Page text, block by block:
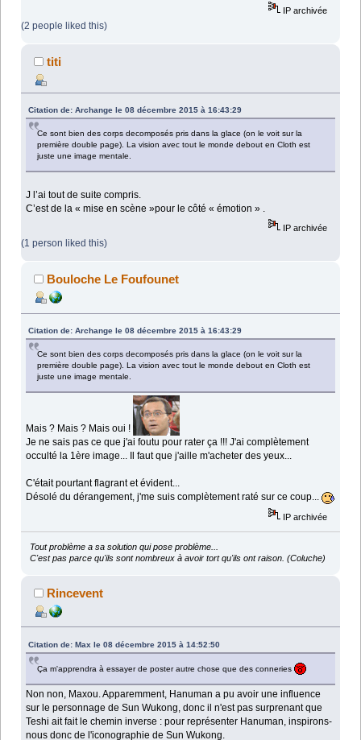
IP archivée
(2 people liked this)
titi
Citation de: Archange le 08 décembre 2015 à 16:43:29
Ce sont bien des corps decomposés pris dans la glace (on le voit sur la
première double page). La vision avec tout le monde debout en Cloth est
juste une image mentale.
J l’ai tout de suite compris.
C’est de la « mise en scène »pour le côté « émotion » .
IP archivée
(1 person liked this)
Bouloche Le Foufounet
Citation de: Archange le 08 décembre 2015 à 16:43:29
Ce sont bien des corps decomposés pris dans la glace (on le voit sur la
première double page). La vision avec tout le monde debout en Cloth est
juste une image mentale.
Mais ? Mais ? Mais oui !
Je ne sais pas ce que j'ai foutu pour rater ça !!! J'ai complètement
occulté la 1ère image... Il faut que j'aille m'acheter des yeux...
C'était pourtant flagrant et évident...
Désolé du dérangement, j'me suis complètement raté sur ce coup...
IP archivée
Tout problème a sa solution qui pose problème...
C'est pas parce qu'ils sont nombreux à avoir tort qu'ils ont raison. (Coluche)
Rincevent
Citation de: Max le 08 décembre 2015 à 14:52:50
Ça m'apprendra à essayer de poster autre chose que des conneries
Non non, Maxou. Apparemment, Hanuman a pu avoir une influence
sur le personnage de Sun Wukong, donc il n'est pas surprenant que
Teshi ait fait le chemin inverse : pour représenter Hanuman, inspirons-
nous donc de l'iconographie de Sun Wukong.